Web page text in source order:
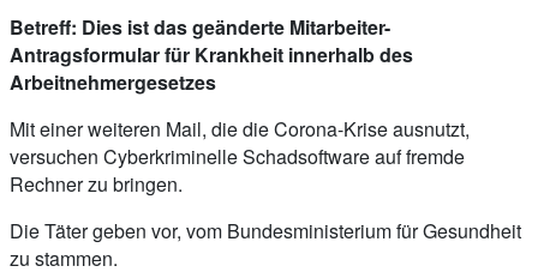
Betreff: Dies ist das geänderte Mitarbeiter-
Antragsformular für Krankheit innerhalb des
Arbeitnehmergesetzes
Mit einer weiteren Mail, die die Corona-Krise ausnutzt,
versuchen Cyberkriminelle Schadsoftware auf fremde
Rechner zu bringen.
Die Täter geben vor, vom Bundesministerium für Gesundheit
zu stammen.